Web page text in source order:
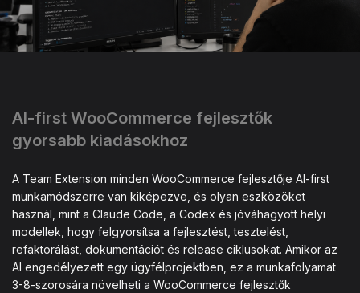
AI-first WooCommerce fejlesztők
gyorsabb kiadásokhoz
A Team Extension minden WooCommerce fejlesztője AI-first
munkamódszerre van kiképezve, és olyan eszközöket
használ, mint a Claude Code, a Codex és jóváhagyott helyi
modellek, hogy felgyorsítsa a fejlesztést, tesztelést,
refaktorálást, dokumentációt és release ciklusokat. Amikor az
AI engedélyezett egy ügyfélprojektben, ez a munkafolyamat
3-8-szorosára növelheti a WooCommerce fejlesztők